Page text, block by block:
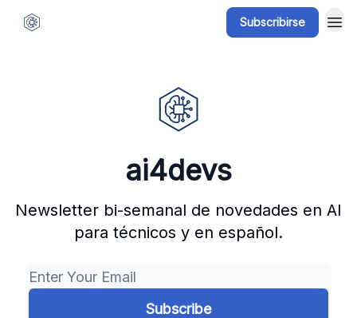
Subscribirse
ai4devs
Newsletter bi-semanal de novedades en AI
para técnicos y en español.